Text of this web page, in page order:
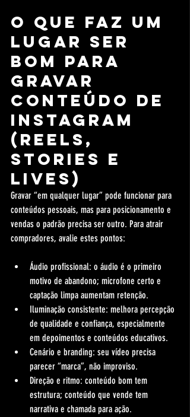
O que faz um
lugar ser
bom para
gravar
conteúdo de
Instagram
(Reels,
Stories e
Lives)
Gravar “em qualquer lugar” pode funcionar para
conteúdos pessoais, mas para posicionamento e
vendas o padrão precisa ser outro. Para atrair
compradores, avalie estes pontos:
Áudio profissional: o áudio é o primeiro
motivo de abandono; microfone certo e
captação limpa aumentam retenção.
Iluminação consistente: melhora percepção
de qualidade e confiança, especialmente
em depoimentos e conteúdos educativos.
Cenário e branding: seu vídeo precisa
parecer “marca”, não improviso.
Direção e ritmo: conteúdo bom tem
estrutura; conteúdo que vende tem
narrativa e chamada para ação.